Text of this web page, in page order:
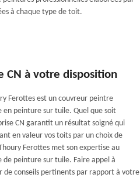
à chaque type de toit.
CN à votre disposition
Ferottes est un couvreur peintre
en peinture sur tuile. Quel que soit
CN garantit un résultat soigné qui
en valeur vos toits par un choix de
Ferottes met son expertise au
peinture sur tuile. Faire appel à
de conseils pertinents par rapport à votre